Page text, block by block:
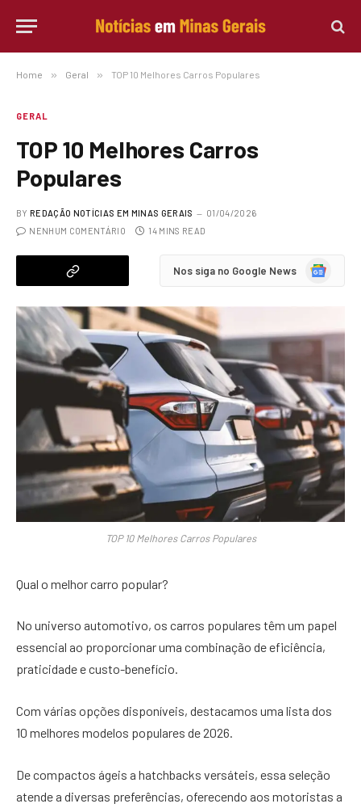
Home » Geral » TOP 10 Melhores Carros Populares
GERAL
TOP 10 Melhores Carros
Populares
BY REDAÇÃO NOTÍCIAS EM MINAS GERAIS
01/04/2026
NENHUM COMENTÁRIO
14 MINS READ
Nos siga no Google News
Google
TOP 10 Melhores Carros Populares
Qual o melhor carro popular?
No universo automotivo, os carros populares têm um papel
essencial ao proporcionar uma combinação de eficiência,
praticidade e custo-benefício.
Com várias opções disponíveis, destacamos uma lista dos
10 melhores modelos populares de 2026.
De compactos ágeis a hatchbacks versáteis, essa seleção
atende a diversas preferências, oferecendo aos motoristas a